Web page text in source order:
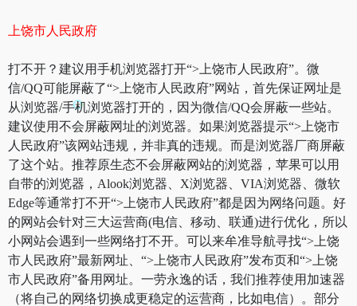
上饶市人民政府
打不开？建议用手机浏览器打开“>上饶市人民政府”。微
信/QQ可能屏蔽了“>上饶市人民政府”网站，首先保证网址是
从浏览器/手机浏览器打开的，因为微信/QQ会屏蔽一些站。
建议使用不会屏蔽网址的浏览器。如果浏览器提示“>上饶市
人民政府”该网站违规，并非真的违规。而是浏览器厂商屏蔽
了这个站。推荐原生态不会屏蔽网站的浏览器，苹果可以用
自带的浏览器，Alook浏览器、X浏览器、VIA浏览器、微软
Edge等通常打不开“>上饶市人民政府”都是因为网络问题。好
的网站会针对三大运营商(电信、移动、联通)进行优化，所以
小网站会遇到一些网络打不开。可以来牟准导航寻找“>上饶
市人民政府”最新网址、“>上饶市人民政府”发布页和“>上饶
市人民政府”备用网址。一劳永逸的话，我们推荐使用加速器
（将自己的网络切换成更稳定的运营商，比如电信）。部分